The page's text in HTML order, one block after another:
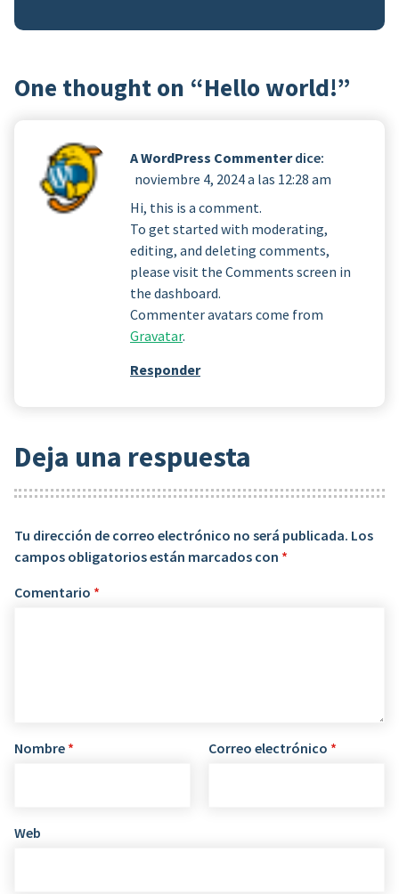
One thought on “Hello world!”
A WordPress Commenter dice:
noviembre 4, 2024 a las 12:28 am
Hi, this is a comment.
To get started with moderating,
editing, and deleting comments,
please visit the Comments screen in
the dashboard.
Commenter avatars come from
Gravatar.
Responder
Deja una respuesta
Tu dirección de correo electrónico no será publicada. Los
campos obligatorios están marcados con *
Comentario *
Nombre * Correo electrónico *
Web